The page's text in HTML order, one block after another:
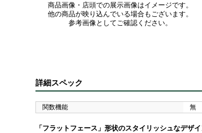
商品画像・店頭での展示画像はイメージです。
他の商品が映り込んでいる場合もございます。
参考画像としてご確認ください。
詳細スペック
関数機能 無
「フラットフェース」形状のスタイリッシュなデザ